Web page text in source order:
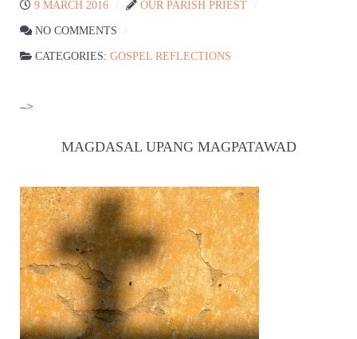
9 MARCH 2016 OUR PARISH PRIEST
NO COMMENTS
CATEGORIES: GOSPEL REFLECTIONS
–>
MAGDASAL UPANG MAGPATAWAD